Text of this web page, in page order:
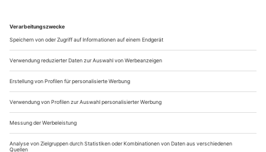
des erworbenen Bezugszeitraumes automatisch in Kraft.
Aus steuerlichen Gründen abweichende Preise für Käufe
außerhalb Deutschlands (Endpreis vor Auslösen der Bestellung
ersichtlich)
9,99 €